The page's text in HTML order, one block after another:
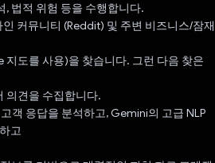
, 법적 위험 등을 수행합니다.
커뮤니티 (Reddit) 및 주변 비즈니스/잠재
지도를 사용)을 찾습니다. 그런 다음 찾은
의견을 수집합니다.
객 응답을 분석하고, Gemini의 고급 NLP
고